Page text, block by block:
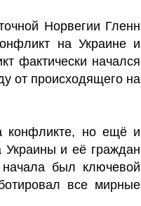
Норвегии Гленн
на Украине и
фактически начался
от происходящего на
конфликте, но ещё и
Украины и её граждан
начала был ключевой
все мирные